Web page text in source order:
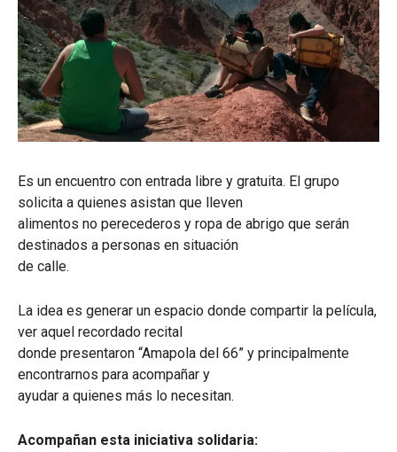
Es un encuentro con entrada libre y gratuita. El grupo
solicita a quienes asistan que lleven
alimentos no perecederos y ropa de abrigo que serán
destinados a personas en situación
de calle.
La idea es generar un espacio donde compartir la película,
ver aquel recordado recital
donde presentaron “Amapola del 66” y principalmente
encontrarnos para acompañar y
ayudar a quienes más lo necesitan.
Acompañan esta iniciativa solidaria: